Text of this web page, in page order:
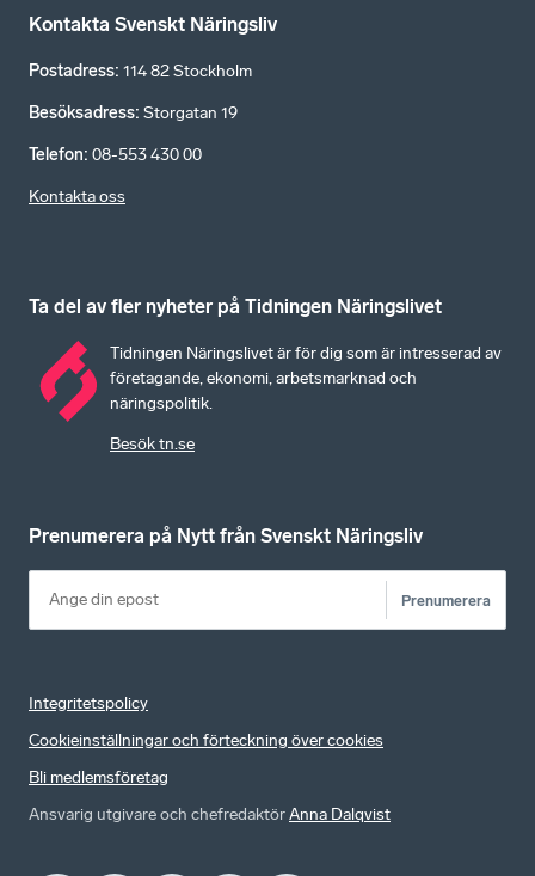
Kontakta Svenskt Näringsliv
Postadress: 114 82 Stockholm
Besöksadress: Storgatan 19
Telefon: 08-553 430 00
Kontakta oss
Ta del av fler nyheter på Tidningen Näringslivet
Tidningen Näringslivet är för dig som är intresserad av
företagande, ekonomi, arbetsmarknad och
näringspolitik.
Besök tn.se
Prenumerera på Nytt från Svenskt Näringsliv
Prenumerera
Integritetspolicy
Cookieinställningar och förteckning över cookies
Bli medlemsföretag
Ansvarig utgivare och chefredaktörAnna Dalqvist